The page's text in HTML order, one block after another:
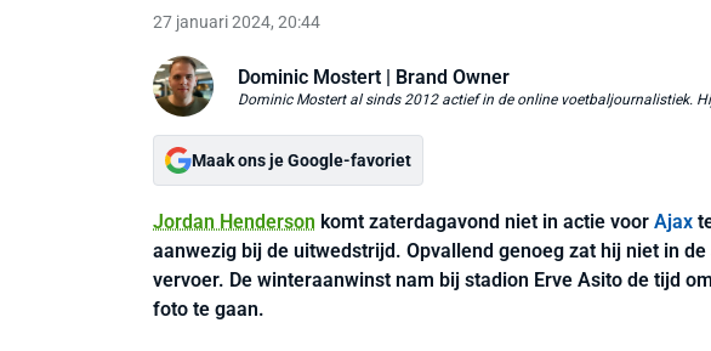
27 januari 2024, 20:44
Dominic Mostert | Brand Owner
Dominic Mostert al sinds 2012 actief in de online voetbaljournalistiek.
Maak ons je Google-favoriet
Jordan Henderson komt zaterdagavond niet in actie voor Ajax
aanwezig bij de uitwedstrijd. Opvallend genoeg zat hij niet in
vervoer. De winteraanwinst nam bij stadion Erve Asito de tijd
foto te gaan.